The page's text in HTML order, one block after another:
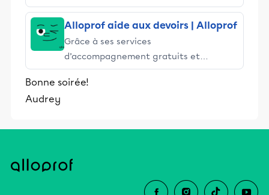
stimulants, Alloprof engage les élèves
et leurs parents dans la réussite
éducative.
Alloprof aide aux devoirs | Alloprof
Grâce à ses services
d’accompagnement gratuits et
stimulants, Alloprof engage les élèves
et leurs parents dans la réussite
Bonne soirée!
Audrey